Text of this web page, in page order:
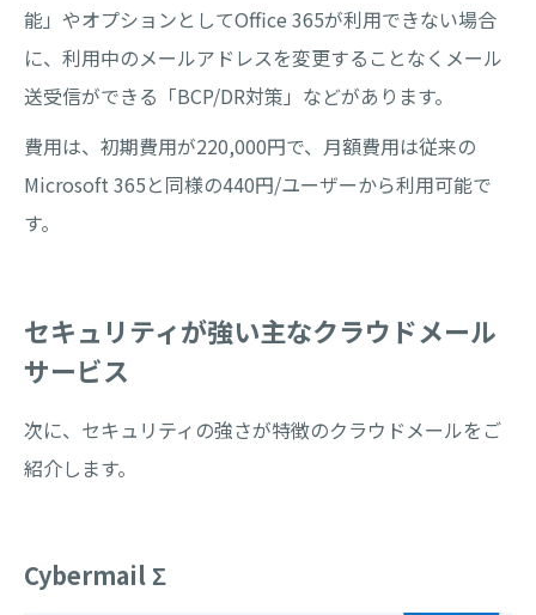
能」やオプションとしてOffice 365が利用できない場合
に、利用中のメールアドレスを変更することなくメール
送受信ができる「BCP/DR対策」などがあります。
費用は、初期費用が220,000円で、月額費用は従来の
Microsoft 365と同様の440円/ユーザーから利用可能で
す。
セキュリティが強い主なクラウドメール
サービス
次に、セキュリティの強さが特徴のクラウドメールをご
紹介します。
Cybermail Σ